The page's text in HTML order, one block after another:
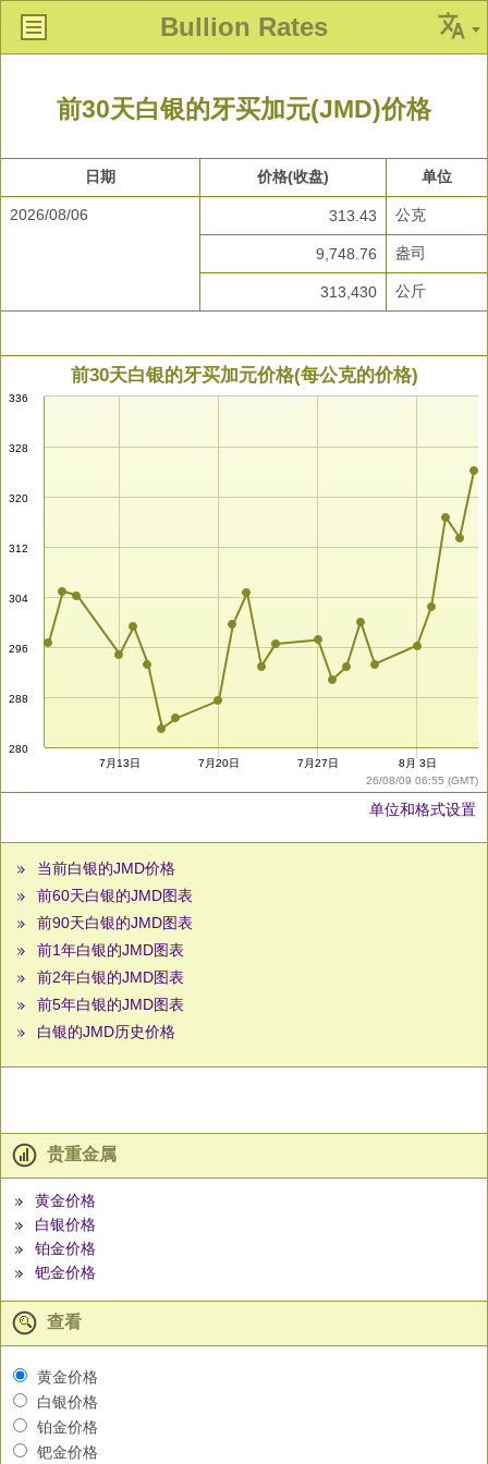
Bullion Rates
前30天白银的牙买加元(JMD)价格
日期 价格(收盘) 单位
2026/08/06 313.43 公克
9,748.76 盎司
313,430 公斤
26/08/09 06:55 (GMT)
前30天白银的牙买加元价格(每公克的价格)
280
288
296
304
312
320
328
336
7月13日 7月20日 7月27日 8月 3日
单位和格式设置
当前白银的JMD价格
前60天白银的JMD图表
前90天白银的JMD图表
前1年白银的JMD图表
前2年白银的JMD图表
前5年白银的JMD图表
白银的JMD历史价格
贵重金属
黄金价格
白银价格
铂金价格
钯金价格
查看
黄金价格
白银价格
铂金价格
钯金价格